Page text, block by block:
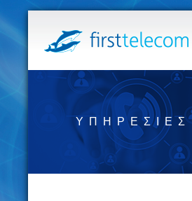
ΥΠΗΡΕΣΊΕΣ